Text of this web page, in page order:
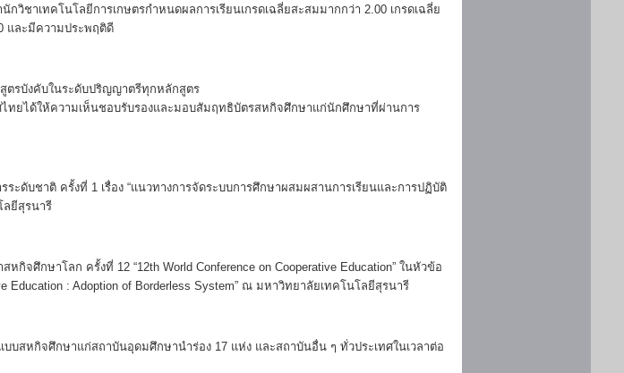
วิชาเทคโนโลยีการเกษตรกำหนดผลการเรียนเกรดเฉลี่ยสะสมมากกว่า 2.00 เกรดเฉลี่ย
และมีความประพฤติดี
ตรบังคับในระดับปริญญาตรีทุกหลักสูตร
ไทยได้ให้ความเห็นชอบรับรองและมอบสัมฤทธิบัตรสหกิจศึกษาแก่นักศึกษาที่ผ่านการ
ระดับชาติ ครั้งที่ 1 เรื่อง “แนวทางการจัดระบบการศึกษาผสมผสานการเรียนและการปฏิบัติ
ลยีสุรนารี
กิจศึกษาโลก ครั้งที่ 12 “12th World Conference on Cooperative Education” ในหัวข้อ
Education : Adoption of Borderless System” ณ มหาวิทยาลัยเทคโนโลยีสุรนารี
บสหกิจศึกษาแก่สถาบันอุดมศึกษานำร่อง 17 แห่ง และสถาบันอื่น ๆ ทั่วประเทศในเวลาต่อ